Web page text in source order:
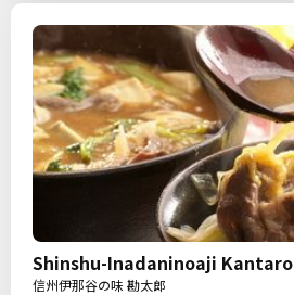
Shinshu-Inadaninoaji Kantaro
信州伊那谷の味 勘太郎